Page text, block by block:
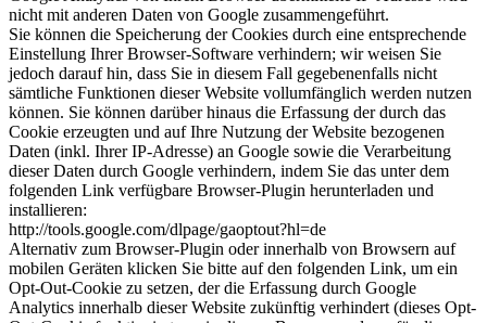
nicht mit anderen Daten von Google zusammengeführt.
Sie können die Speicherung der Cookies durch eine entsprechende
Einstellung Ihrer Browser-Software verhindern; wir weisen Sie
jedoch darauf hin, dass Sie in diesem Fall gegebenenfalls nicht
sämtliche Funktionen dieser Website vollumfänglich werden nutzen
können. Sie können darüber hinaus die Erfassung der durch das
Cookie erzeugten und auf Ihre Nutzung der Website bezogenen
Daten (inkl. Ihrer IP-Adresse) an Google sowie die Verarbeitung
dieser Daten durch Google verhindern, indem Sie das unter dem
folgenden Link verfügbare Browser-Plugin herunterladen und
installieren:
http://tools.google.com/dlpage/gaoptout?hl=de
Alternativ zum Browser-Plugin oder innerhalb von Browsern auf
mobilen Geräten klicken Sie bitte auf den folgenden Link, um ein
Opt-Out-Cookie zu setzen, der die Erfassung durch Google
Analytics innerhalb dieser Website zukünftig verhindert (dieses Opt-